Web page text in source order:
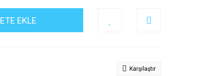
EKLE
Karşılaştır